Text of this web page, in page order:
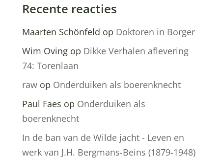
Recente reacties
Maarten Schönfeld op Doktoren in Borger
Wim Ovingop Dikke Verhalen aflevering
74: Torenlaan
rawop Onderduiken als boerenknecht
Paul Faes op Onderduiken als
boerenknecht
In de ban van de Wilde jacht - Leven en
werk van J.H. Bergmans-Beins (1879-1948)